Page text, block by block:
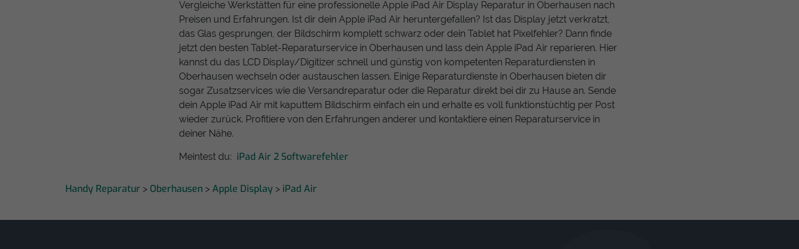
Vergleiche Werkstätten für eine professionelle Apple iPad Air Display Reparatur in Oberhausen nach
Preisen und Erfahrungen. Ist dir dein Apple iPad Air heruntergefallen? Ist das Display jetzt verkratzt,
das Glas gesprungen, der Bildschirm komplett schwarz oder dein Tablet hat Pixelfehler? Dann finde
jetzt den besten Tablet-Reparaturservice in Oberhausen und lass dein Apple iPad Air reparieren. Hier
kannst du das LCD Display/Digitizer schnell und günstig von kompetenten Reparaturdiensten in
Oberhausen wechseln oder austauschen lassen. Einige Reparaturdienste in Oberhausen bieten dir
sogar Zusatzservices wie die Versandreparatur oder die Reparatur direkt bei dir zu Hause an. Sende
dein Apple iPad Air mit kaputtem Bildschirm einfach ein und erhalte es voll funktionstüchtig per Post
wieder zurück. Profitiere von den Erfahrungen anderer und kontaktiere einen Reparaturservice in
deiner Nähe.
Meintest du: iPad Air 2 Softwarefehler
Handy Reparatur > Oberhausen > Apple Display > iPad Air